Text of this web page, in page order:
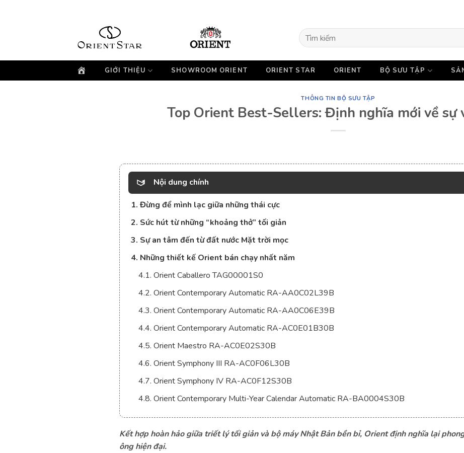
Tìm
kiếm:
GIỚI THIỆU SHOWROOM ORIENT ORIENT STAR ORIENT BỘ SƯU TẬP
THÔNG TIN BỘ SƯU TẬP
Top Orient Best-Sellers: Định nghĩa mới về sự
Nội dung chính
1. Đừng để mình lạc giữa những thái cực
2. Sức hút từ những “khoảng thở” tối giản
3. Sự an tâm đến từ đất nước Mặt trời mọc
4. Những thiết kế Orient bán chạy nhất năm
4.1. Orient Caballero TAG00001S0
4.2. Orient Contemporary Automatic RA-AA0C02L39B
4.3. Orient Contemporary Automatic RA-AA0C06E39B
4.4. Orient Contemporary Automatic RA-AC0E01B30B
4.5. Orient Maestro RA-AC0E02S30B
4.6. Orient Symphony III RA-AC0F06L30B
4.7. Orient Symphony IV RA-AC0F12S30B
4.8. Orient Contemporary Multi-Year Calendar Automatic RA-BA0004S30B
Kết hợp hoàn hảo giữa triết lý tối giản và bộ máy Nhật Bản bền bỉ, Orient định nghĩa lại
ông hiện đại.